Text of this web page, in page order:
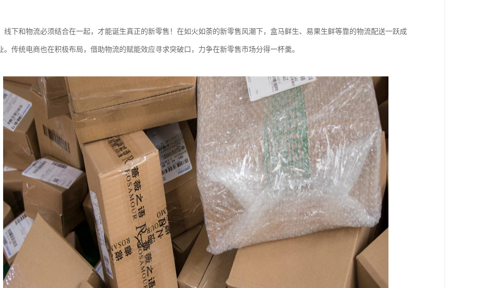
线下和物流必须结合在一起，才能诞生真正的新零售！在如火如荼的新零售风潮下，盒马鲜生、易果生鲜等靠的物流配送一跃成
。传统电商也在积极布局，借助物流的赋能效应寻求突破口，力争在新零售市场分得一杯羹。